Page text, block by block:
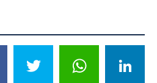
Facebook
Twitter